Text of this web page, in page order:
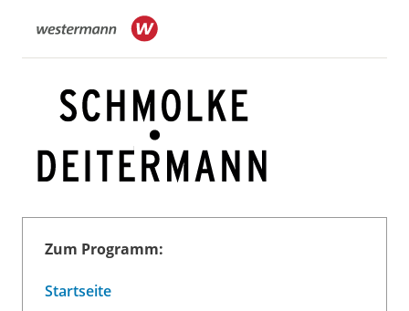
Zum Programm:
Startseite